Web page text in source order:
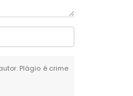
Plágio é crime